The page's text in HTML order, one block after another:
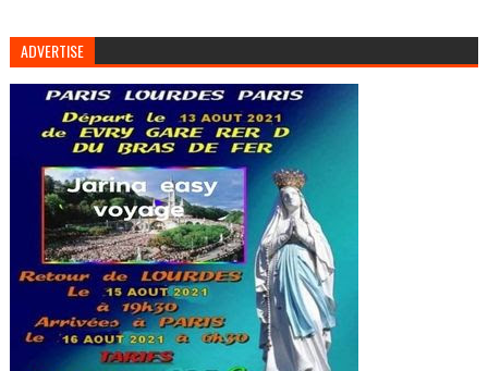
ADVERTISE